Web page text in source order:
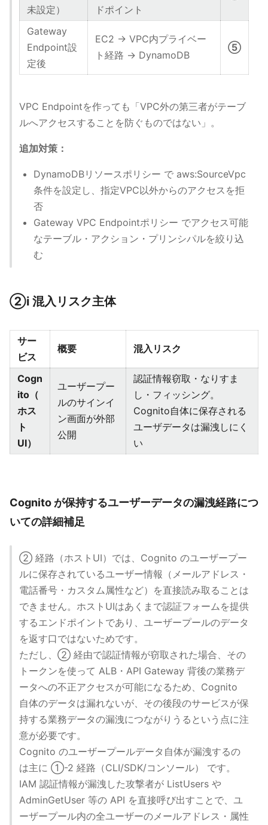
未設定）
ドポイント
Gateway
Endpoint設
定後
EC2 → VPC内プライベー
ト経路 → DynamoDB
⑤
VPC Endpointを作っても「VPC外の第三者がテーブ
ルへアクセスすることを防ぐものではない」。
追加対策：
DynamoDBリソースポリシー で aws:SourceVpc
条件を設定し、指定VPC以外からのアクセスを拒
否
Gateway VPC Endpointポリシー でアクセス可能
なテーブル・アクション・プリンシパルを絞り込
む
②i 混入リスク主体
サー
ビス
概要 混入リスク
Cogn
ito（
ホス
ト
UI）
ユーザープー
ルのサインイ
ン画面が外部
公開
認証情報窃取・なりすま
し・フィッシング。
Cognito自体に保存される
ユーザデータは漏洩しにく
い
Cognito が保持するユーザーデータの漏洩経路につ
いての詳細補足
② 経路（ホストUI）では、Cognito のユーザープー
ルに保存されているユーザー情報（メールアドレス・
電話番号・カスタム属性など）を直接読み取ることは
できません。ホストUIはあくまで認証フォームを提供
するエンドポイントであり、ユーザープールのデータ
を返す口ではないためです。
ただし、② 経由で認証情報が窃取された場合、その
トークンを使って ALB・API Gateway 背後の業務デ
ータへの不正アクセスが可能になるため、Cognito
自体のデータは漏れないが、その後段のサービスが保
持する業務データの漏洩につながりうるという点に注
意が必要です。
Cognito のユーザープールデータ自体が漏洩するの
は主に ①-2 経路（CLI/SDK/コンソール） です。
IAM 認証情報が漏洩した攻撃者が ListUsers や
AdminGetUser 等の API を直接呼び出すことで、ユ
ーザープール内の全ユーザーのメールアドレス・属性